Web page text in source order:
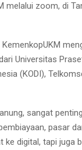
melalui zoom, di
Universitas
(KODI),
sangat
pasar
ke digital, tapi juga